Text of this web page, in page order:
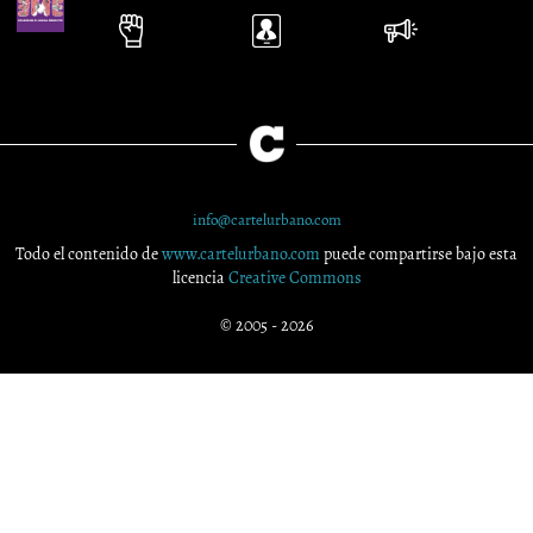
info@cartelurbano.com
Todo el contenido dewww.cartelurbano.com puede compartirse bajo esta
licenciaCreative Commons
© 2005 - 2026